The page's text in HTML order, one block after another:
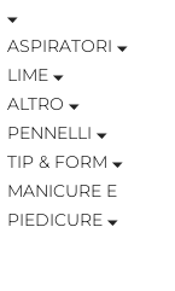
ASPIRATORI
LIME
ALTRO
PENNELLI
TIP & FORM
MANICURE E
PIEDICURE